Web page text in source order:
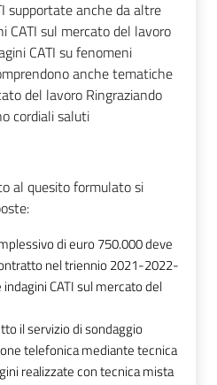
supportate anche da altre
CATI sul mercato del lavoro
CATI su fenomeni
anche tematiche
del lavoro Ringraziando
cordiali saluti
al quesito formulato si
di euro 750.000 deve
nel triennio 2021-2022-
CATI sul mercato del
il servizio di sondaggio
telefonica mediante tecnica
realizzate con tecnica mista